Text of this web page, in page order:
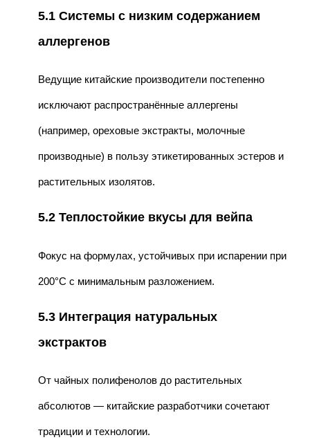
5.1 Системы с низким содержанием
аллергенов
Ведущие китайские производители постепенно
исключают распространённые аллергены
(например, ореховые экстракты, молочные
производные) в пользу этикетированных эстеров и
растительных изолятов.
5.2 Теплостойкие вкусы для вейпа
Фокус на формулах, устойчивых при испарении при
200°C с минимальным разложением.
5.3 Интеграция натуральных
экстрактов
От чайных полифенолов до растительных
абсолютов — китайские разработчики сочетают
традиции и технологии.